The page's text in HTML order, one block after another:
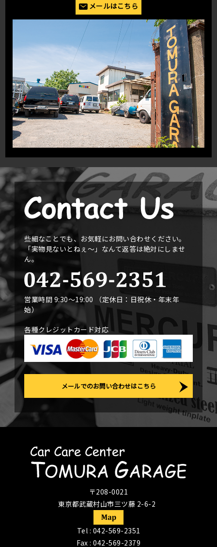
メールはこちら
些細なことでも、お気軽にお問い合わせください。
「実物見ないとねぇ〜」なんて返答は絶対にしませ
ん。
営業時間 9:30〜19:00 （定休日：日祝休・年末年
始）
各種クレジットカード対応
メールでのお問い合わせはこちら
〒208-0021
東京都武蔵村山市三ツ藤 2-6-2
Tel : 042-569-2351
Fax : 042-569-2379